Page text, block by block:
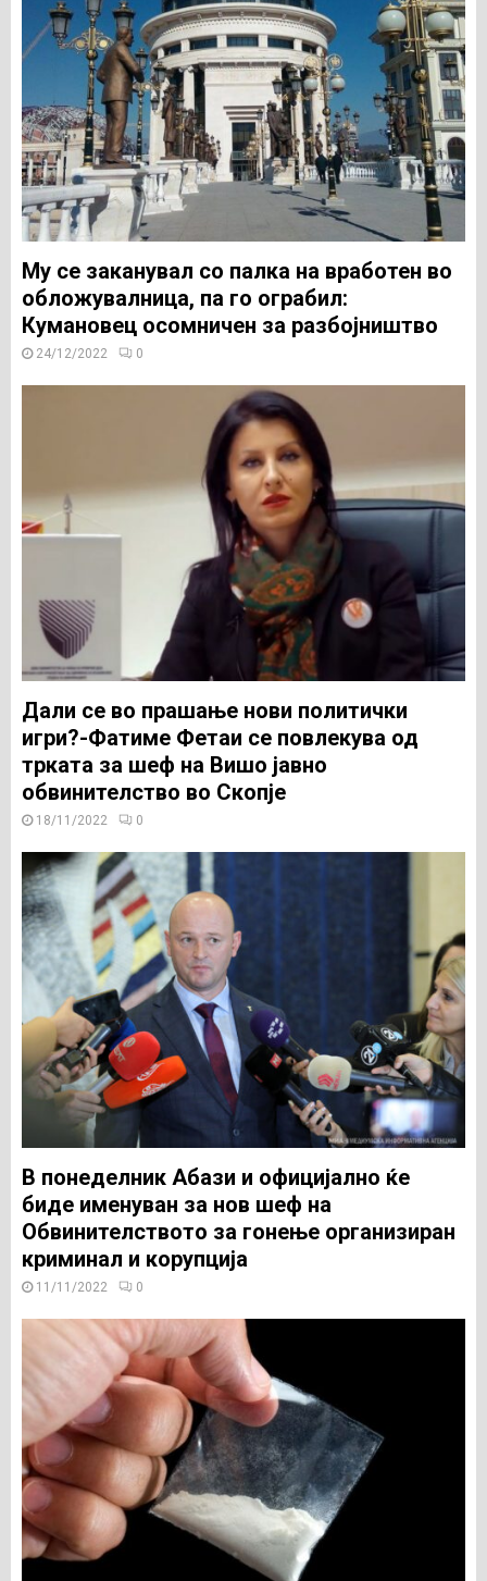
Му се заканувал со палка на вработен во
обложувалница, па го ограбил:
Кумановец осомничен за разбојништво
24/12/2022 0
Дали се во прашање нови политички
игри?-Фатиме Фетаи се повлекува од
трката за шеф на Вишо јавно
обвинителство во Скопје
18/11/2022 0
В понеделник Абази и официјално ќе
биде именуван за нов шеф на
Обвинителството за гонење организиран
криминал и корупција
11/11/2022 0